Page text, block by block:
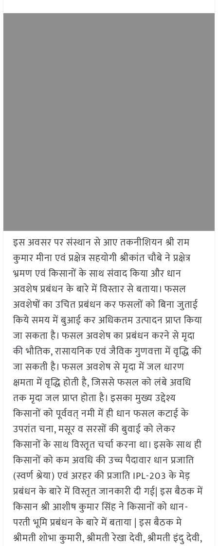
इस अवसर पर संस्थान से आए तकनीशियन श्री राम
कुमार मीना एवं प्रक्षेत्र सहयोगी श्रीकांत चौबे ने प्रक्षेत्र
भ्रमण एवं किसानों के साथ संवाद किया और धान
अवशेष प्रबंधन के बारे में विस्तार से बताया। फसल
अवशेषों का उचित प्रबंधन कर फसलों को बिना जुताई
किये समय में बुआई कर अधिकतम उत्पादन प्राप्त किया
जा सकता है। फसल अवशेष का प्रबंधन करने से मृदा
की भौतिक, रासायनिक एवं जैविक गुणवत्ता में वृद्धि की
जा सकती है। फसल अवशेष से मृदा में जल धारण
क्षमता में वृद्धि होती है, जिससे फसल को लंबे अवधि
तक मृदा जल प्राप्त होता है। इसका मुख्य उद्देश्य
किसानों को पूर्ववत् नमी में ही धान फसल कटाई के
उपरांत चना, मसूर व सरसों की बुवाई को लेकर
किसानों के साथ विस्तृत चर्चा करना था। इसके साथ ही
किसानों को कम अवधि की उच्च पैदावार धान प्रजाति
(स्वर्ण श्रेया) एवं अरहर की प्रजाति IPL-203 के मेड़
प्रबंधन के बारे में विस्तृत जानकारी दी गई| इस बैठक में
किसान श्री आशीष कुमार सिंह ने किसानों को धान-
परती भूमि प्रबंधन के बारे में बताया | इस बैठक मे
श्रीमती शोभा कुमारी, श्रीमती रेखा देवी, श्रीमती इंदु देवी,